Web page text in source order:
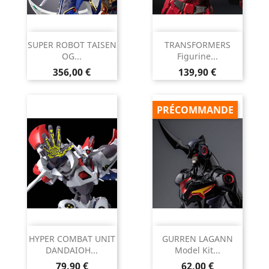
SUPER ROBOT TAISEN
OG...
Prix
356,00 €
TRANSFORMERS
Figurine...
Prix
139,90 €
HYPER COMBAT UNIT
DANDAIOH...
Prix
79,90 €
GURREN LAGANN
Model Kit...
Prix
62,00 €
PRÉCOMMANDE